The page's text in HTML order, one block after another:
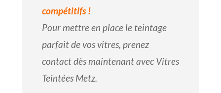
compétitifs !
Pour mettre en place le teintage
parfait de vos vitres, prenez
contact dès maintenant avec Vitres
Teintées Metz.